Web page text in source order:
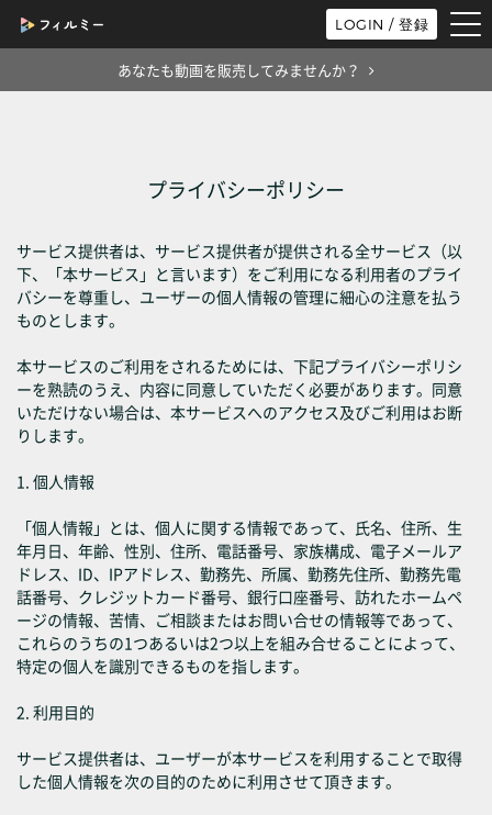
LOGIN / 登録
あなたも動画を販売してみませんか？
プライバシーポリシー
サービス提供者は、サービス提供者が提供される全サービス（以
下、「本サービス」と言います）をご利用になる利用者のプライ
バシーを尊重し、ユーザーの個人情報の管理に細心の注意を払う
ものとします。
本サービスのご利用をされるためには、下記プライバシーポリシ
ーを熟読のうえ、内容に同意していただく必要があります。同意
いただけない場合は、本サービスへのアクセス及びご利用はお断
りします。
1. 個人情報
「個人情報」とは、個人に関する情報であって、氏名、住所、生
年月日、年齢、性別、住所、電話番号、家族構成、電子メールア
ドレス、ID、IPアドレス、勤務先、所属、勤務先住所、勤務先電
話番号、クレジットカード番号、銀行口座番号、訪れたホームペ
ージの情報、苦情、ご相談またはお問い合せの情報等であって、
これらのうちの1つあるいは2つ以上を組み合せることによって、
特定の個人を識別できるものを指します。
2. 利用目的
サービス提供者は、ユーザーが本サービスを利用することで取得
した個人情報を次の目的のために利用させて頂きます。